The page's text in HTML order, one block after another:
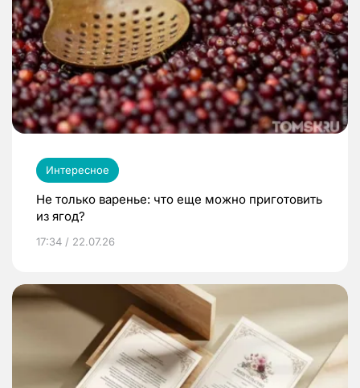
Интересное
Не только варенье: что еще можно приготовить
из ягод?
17:34 / 22.07.26